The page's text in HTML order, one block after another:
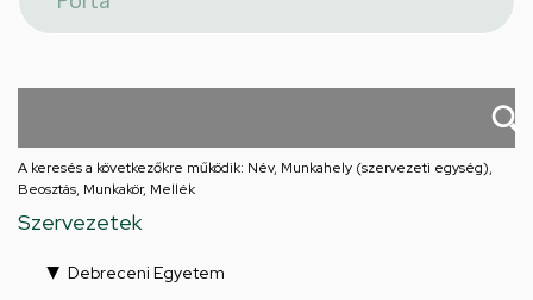
A keresés a következőkre működik: Név, Munkahely (szervezeti egység),
Beosztás, Munkakör, Mellék
Szervezetek
Debreceni Egyetem